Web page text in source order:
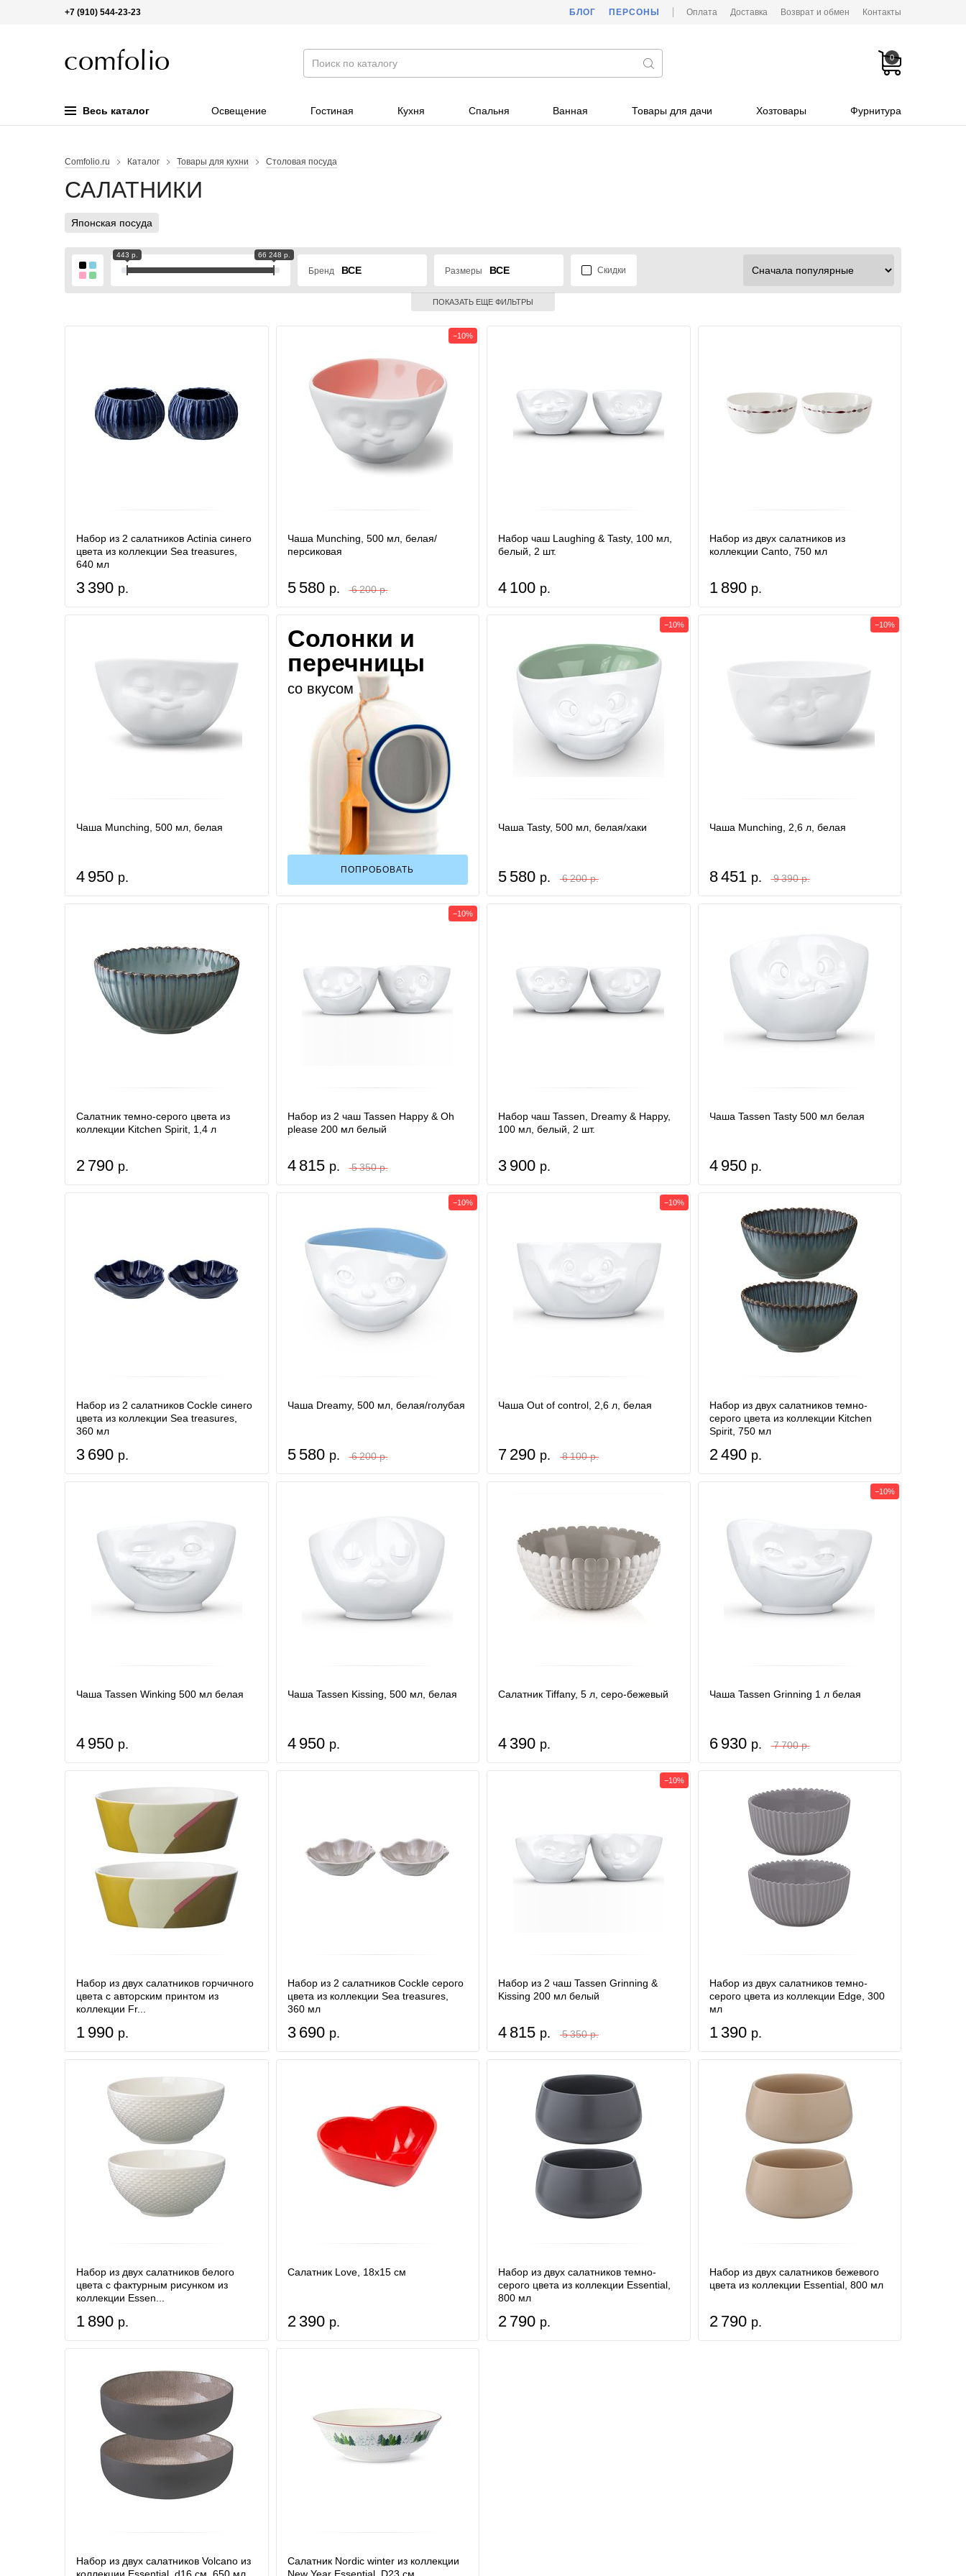
+7 (910) 544-23-23 БЛОГ ПЕРСОНЫ Оплата Доставка Возврат и обмен Контакты
0
Весь каталог Освещение Гостиная Кухня Спальня Ванная Товары для дачи Хозтовары Фурнитура
Comfolio.ru Каталог Товары для кухни Столовая посуда
САЛАТНИКИ
Японская посуда
443 р. 66 248 р.
Бренд ВСЕ Размеры ВСЕ Скидки
ПОКАЗАТЬ ЕЩЕ ФИЛЬТРЫ
Набор из 2 салатников Actinia синего
цвета из коллекции Sea treasures,
640 мл
3 390 р.
Чаша Munching, 500 мл, белая/
персиковая
5 580 р. 6 200 р.
−10%
Набор чаш Laughing & Tasty, 100 мл,
белый, 2 шт.
4 100 р.
Набор из двух салатников из
коллекции Canto, 750 мл
1 890 р.
Чаша Munching, 500 мл, белая
4 950 р.
Солонки и
перечницы
со вкусом
ПОПРОБОВАТЬ
Чаша Tasty, 500 мл, белая/хаки
5 580 р. 6 200 р.
−10%
Чаша Munching, 2,6 л, белая
8 451 р. 9 390 р.
−10%
Салатник темно-серого цвета из
коллекции Kitchen Spirit, 1,4 л
2 790 р.
Набор из 2 чаш Tassen Happy & Oh
please 200 мл белый
4 815 р. 5 350 р.
−10%
Набор чаш Tassen, Dreamy & Happy,
100 мл, белый, 2 шт.
3 900 р.
Чаша Tassen Tasty 500 мл белая
4 950 р.
Набор из 2 салатников Cockle синего
цвета из коллекции Sea treasures,
360 мл
3 690 р.
Чаша Dreamy, 500 мл, белая/голубая
5 580 р. 6 200 р.
−10%
Чаша Out of control, 2,6 л, белая
7 290 р. 8 100 р.
−10%
Набор из двух салатников темно-
серого цвета из коллекции Kitchen
Spirit, 750 мл
2 490 р.
Чаша Tassen Winking 500 мл белая
4 950 р.
Чаша Tassen Kissing, 500 мл, белая
4 950 р.
Салатник Tiffany, 5 л, серо-бежевый
4 390 р.
Чаша Tassen Grinning 1 л белая
6 930 р. 7 700 р.
−10%
Набор из двух салатников горчичного
цвета с авторским принтом из
коллекции Fr...
1 990 р.
Набор из 2 салатников Cockle серого
цвета из коллекции Sea treasures,
360 мл
3 690 р.
Набор из 2 чаш Tassen Grinning &
Kissing 200 мл белый
4 815 р. 5 350 р.
−10%
Набор из двух салатников темно-
серого цвета из коллекции Edge, 300
мл
1 390 р.
Набор из двух салатников белого
цвета с фактурным рисунком из
коллекции Essen...
1 890 р.
Салатник Love, 18х15 см
2 390 р.
Набор из двух салатников темно-
серого цвета из коллекции Essential,
800 мл
2 790 р.
Набор из двух салатников бежевого
цвета из коллекции Essential, 800 мл
2 790 р.
Набор из двух салатников Volcano из
Салатник Nordic winter из коллекции